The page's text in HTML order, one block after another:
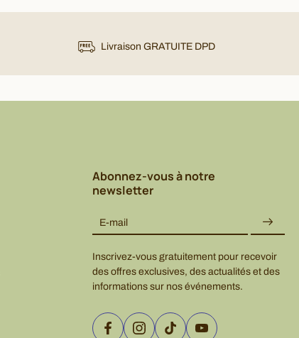
Livraison GRATUITE DPD
Abonnez-vous à notre
newsletter
E-mail
Inscrivez-vous gratuitement pour recevoir
des offres exclusives, des actualités et des
informations sur nos événements.